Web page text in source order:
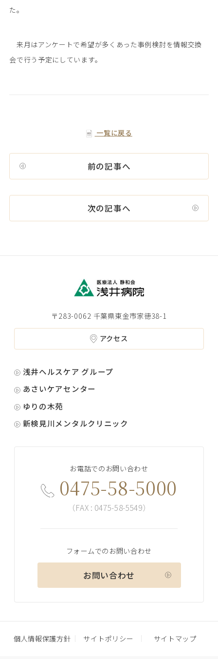
た。
来月はアンケートで希望が多くあった事例検討を情報交換
会で行う予定にしています。
前の記事へ
一覧に戻る
次の記事へ
〒283-0062 千葉県東金市家徳38-1
アクセス
浅井ヘルスケア グループ
あさいケアセンター
ゆりの木苑
新検見川メンタルクリニック
お電話でのお問い合わせ
0475-58-5000
（FAX : 0475-58-5549）
フォームでのお問い合わせ
お問い合わせ
個人情報保護方針 サイトポリシー サイトマップ